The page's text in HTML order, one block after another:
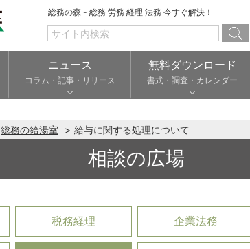
総務の森 - 総務 労務 経理 法務 今すぐ解決！
ニュース
コラム・記事・リリース
無料ダウンロード
書式・調査・カレンダー
総務の給湯室 給与に関する処理について
相談の広場
税務経理 企業法務